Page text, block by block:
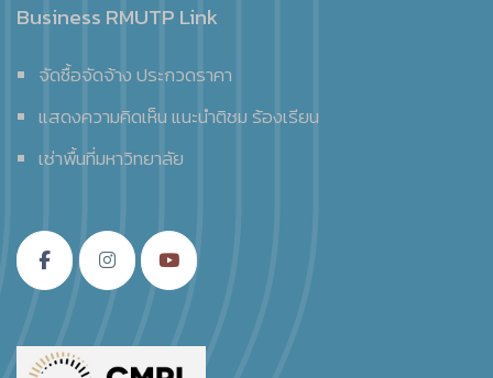
Business RMUTP Link
จัดซื้อจัดจ้าง ประกวดราคา
แสดงความคิดเห็น แนะนำติชม ร้องเรียน
เช่าพื้นที่มหาวิทยาลัย